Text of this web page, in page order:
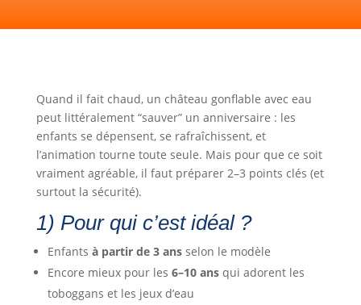
Quand il fait chaud, un château gonflable avec eau
peut littéralement “sauver” un anniversaire : les
enfants se dépensent, se rafraîchissent, et
l’animation tourne toute seule. Mais pour que ce soit
vraiment agréable, il faut préparer 2–3 points clés (et
surtout la sécurité).
1) Pour qui c’est idéal ?
Enfants à partir de 3 ansselon le modèle
Encore mieux pour les 6–10 ansqui adorent les
toboggans et les jeux d’eau